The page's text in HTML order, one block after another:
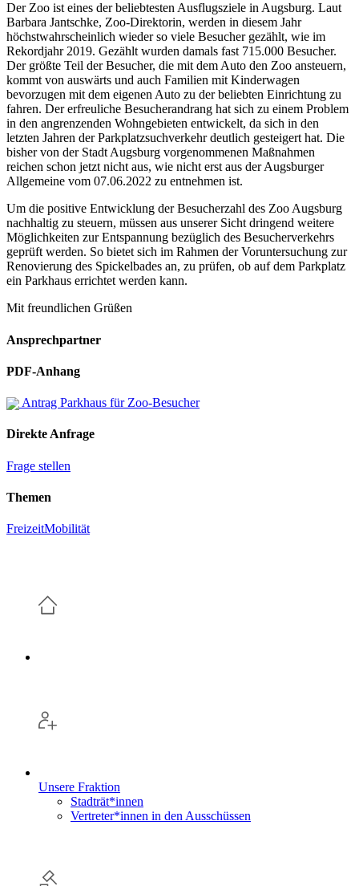
Der Zoo ist eines der beliebtesten Ausflugsziele in Augsburg. Laut
Barbara Jantschke, Zoo-Direktorin, werden in diesem Jahr
höchstwahrscheinlich wieder so viele Besucher gezählt, wie im
Rekordjahr 2019. Gezählt wurden damals fast 715.000 Besucher.
Der größte Teil der Besucher, die mit dem Auto den Zoo ansteuern,
kommt von auswärts und auch Familien mit Kinderwagen
bevorzugen mit dem eigenen Auto zu der beliebten Einrichtung zu
fahren. Der erfreuliche Besucherandrang hat sich zu einem Problem
in den angrenzenden Wohngebieten entwickelt, da sich in den
letzten Jahren der Parkplatzsuchverkehr deutlich gesteigert hat. Die
bisher von der Stadt Augsburg vorgenommenen Maßnahmen
reichen schon jetzt nicht aus, wie nicht erst aus der Augsburger
Allgemeine vom 07.06.2022 zu entnehmen ist.
Um die positive Entwicklung der Besucherzahl des Zoo Augsburg
nachhaltig zu steuern, müssen aus unserer Sicht dringend weitere
Möglichkeiten zur Entspannung bezüglich des Besucherverkehrs
geprüft werden. So bietet sich im Rahmen der Voruntersuchung zur
Renovierung des Spickelbades an, zu prüfen, ob auf dem Parkplatz
ein Parkhaus errichtet werden kann.
Mit freundlichen Grüßen
Ansprechpartner
PDF-Anhang
Antrag Parkhaus für Zoo-Besucher
Direkte Anfrage
Frage stellen
Themen
FreizeitMobilität
Unsere Fraktion
Stadträt*innen
Vertreter*innen in den Ausschüssen